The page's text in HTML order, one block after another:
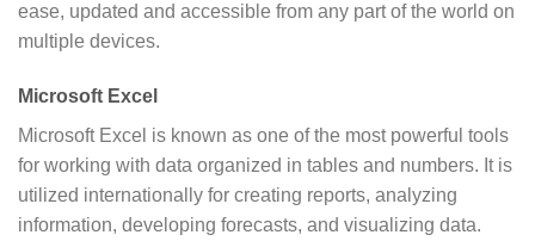
ease, updated and accessible from any part of the world on
multiple devices.
Microsoft Excel
Microsoft Excel is known as one of the most powerful tools
for working with data organized in tables and numbers. It is
utilized internationally for creating reports, analyzing
information, developing forecasts, and visualizing data.